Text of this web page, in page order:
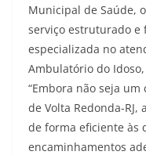
Municipal de Saúde,
serviço estruturado e
especializada no
Ambulatório do
“Embora não seja
de Volta Redonda-
de forma eficiente às
encaminhamentos